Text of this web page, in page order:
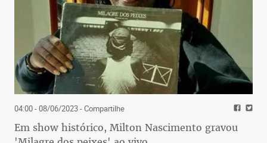
04:00 - 08/06/2023- Compartilhe
Em show histórico, Milton Nascimento gravou